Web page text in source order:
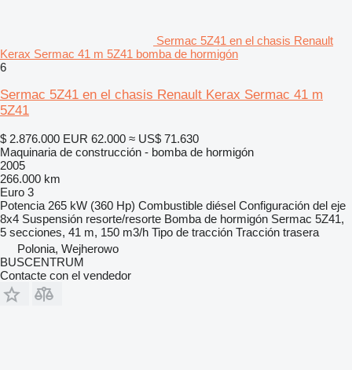
Sermac 5Z41 en el chasis Renault
Kerax Sermac 41 m 5Z41 bomba de hormigón
6
Sermac 5Z41 en el chasis Renault Kerax Sermac 41 m
5Z41
$ 2.876.000 EUR 62.000 ≈ US$ 71.630
Maquinaria de construcción - bomba de hormigón
2005
266.000 km
Euro 3
Potencia 265 kW (360 Hp) Combustible diésel Configuración del eje
8x4 Suspensión resorte/resorte Bomba de hormigón Sermac 5Z41,
5 secciones, 41 m, 150 m3/h Tipo de tracción Tracción trasera
Polonia, Wejherowo
BUSCENTRUM
Contacte con el vendedor